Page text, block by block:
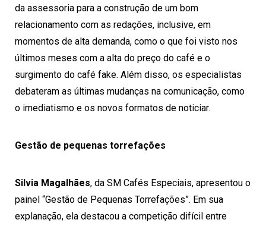
da assessoria para a construção de um bom
relacionamento com as redações, inclusive, em
momentos de alta demanda, como o que foi visto nos
últimos meses com a alta do preço do café e o
surgimento do café fake. Além disso, os especialistas
debateram as últimas mudanças na comunicação, como
o imediatismo e os novos formatos de noticiar.
Gestão de pequenas torrefações
Silvia Magalhães, da SM Cafés Especiais, apresentou o
painel “Gestão de Pequenas Torrefações”. Em sua
explanação, ela destacou a competição difícil entre